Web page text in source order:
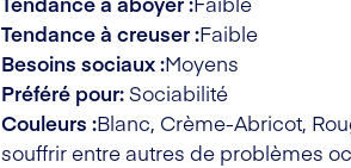
Tendance à creuser :Faible
Besoins sociaux :Moyens
Préféré pour:Sociabilité
Couleurs :Blanc, Crème-Abricot,
souffrir entre autres de problèmes